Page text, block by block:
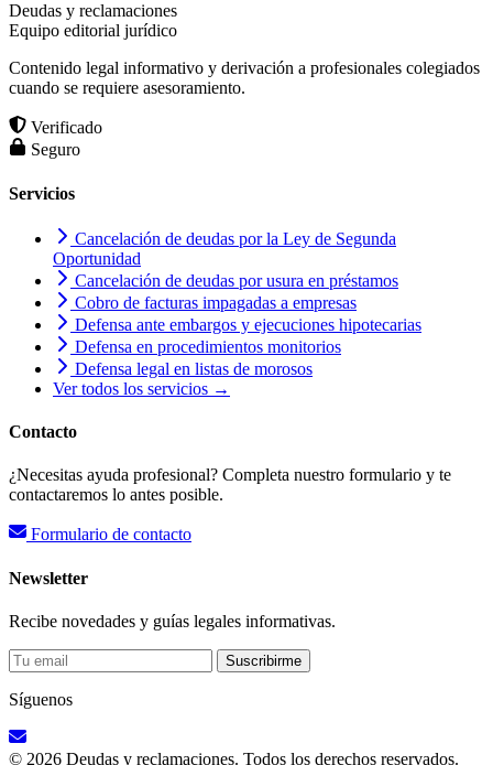
Deudas y reclamaciones
Equipo editorial jurídico
Contenido legal informativo y derivación a profesionales colegiados
cuando se requiere asesoramiento.
Verificado
Seguro
Servicios
Cancelación de deudas por la Ley de Segunda
Oportunidad
Cancelación de deudas por usura en préstamos
Cobro de facturas impagadas a empresas
Defensa ante embargos y ejecuciones hipotecarias
Defensa en procedimientos monitorios
Defensa legal en listas de morosos
Ver todos los servicios →
Contacto
¿Necesitas ayuda profesional? Completa nuestro formulario y te
contactaremos lo antes posible.
Formulario de contacto
Newsletter
Recibe novedades y guías legales informativas.
Suscribirme
Síguenos
© 2026 Deudas y reclamaciones. Todos los derechos reservados.